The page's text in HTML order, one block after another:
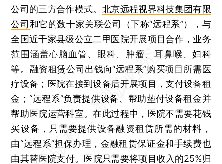
公司的三方合作模式。 北京远程视界科技集团有限
公司 和它的数十家关联公司（下称“远程系”），与
全国近千家县级公立二甲医院开展项目合作，业务
范围涵盖心脑血管、眼科、肿瘤、耳鼻喉、妇科
等。融资租赁公司出钱向“远程系”购买项目所需医
疗设备；医院在接到设备后开展项目，支付设备租
金；“远程系”负责提供设备、帮助垫付设备租金并
帮助医院运营科室。在此过程中，医院不需要花钱
买设备，只需要提供设备融资租赁所需的材料，
由“远程系”担保办理，金融租赁保证金和手续费也
由其替医院支付。医院只需要将项目收入的25%归